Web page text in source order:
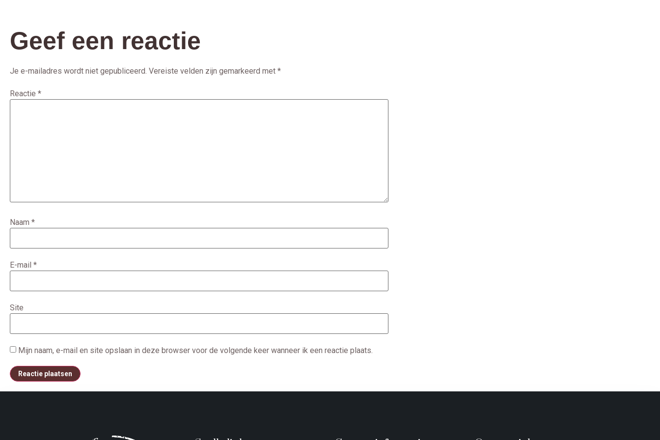
Geef een reactie
Je e-mailadres wordt niet gepubliceerd. Vereiste velden zijn gemarkeerd met *
Reactie *
Naam *
E-mail *
Site
Mijn naam, e-mail en site opslaan in deze browser voor de volgende keer wanneer ik een reactie plaats.